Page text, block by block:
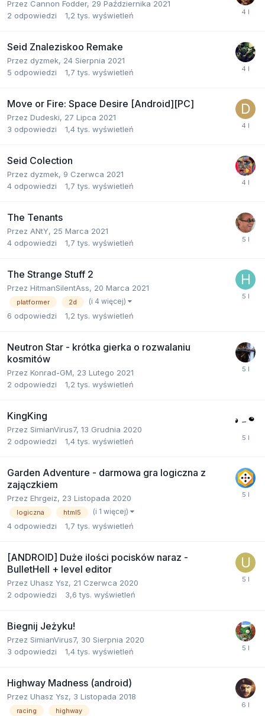
Przez Cannon Fodder, 29 Października 2021
2 odpowiedzi 1,2 tys. wyświetleń
Seid Znaleziskoo Remake
Przez dyzmek, 24 Sierpnia 2021
5 odpowiedzi 1,7 tys. wyświetleń
Move or Fire: Space Desire [Android][PC]
Przez Dudeski, 27 Lipca 2021
3 odpowiedzi 1,4 tys. wyświetleń
Seid Colection
Przez dyzmek, 9 Czerwca 2021
4 odpowiedzi 1,7 tys. wyświetleń
The Tenants
Przez ANtY, 25 Marca 2021
4 odpowiedzi 1,7 tys. wyświetleń
The Strange Stuff 2
Przez HitmanSilentAss, 20 Marca 2021
platformer 2d (i 4 więcej)
6 odpowiedzi 1,2 tys. wyświetleń
Neutron Star - krótka gierka o rozwalaniu
kosmitów
Przez Konrad-GM, 23 Lutego 2021
2 odpowiedzi 1,2 tys. wyświetleń
KingKing
Przez SimianVirus7, 13 Grudnia 2020
2 odpowiedzi 1,4 tys. wyświetleń
Garden Adventure - darmowa gra logiczna z
zajączkiem
Przez Ehrgeiz, 23 Listopada 2020
logiczna html5 (i 1 więcej)
4 odpowiedzi 1,7 tys. wyświetleń
[ANDROID] Duże ilości pocisków naraz -
BulletHell + level editor
Przez Uhasz Ysz, 21 Czerwca 2020
2 odpowiedzi 3,6 tys. wyświetleń
Biegnij Jeżyku!
Przez SimianVirus7, 30 Sierpnia 2020
3 odpowiedzi 1,4 tys. wyświetleń
Highway Madness (android)
Przez Uhasz Ysz, 3 Listopada 2018
racing highway